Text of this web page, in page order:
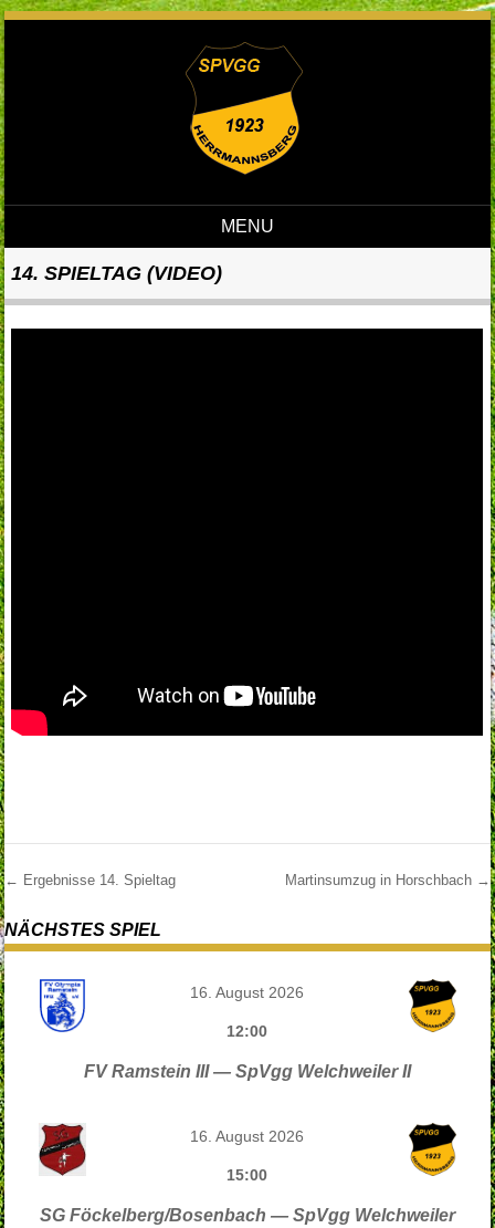
MENU
14. SPIELTAG (VIDEO)
Post navigation
← Ergebnisse 14. Spieltag Martinsumzug in Horschbach →
NÄCHSTES SPIEL
16. August 2026
12:00
FV Ramstein III — SpVgg Welchweiler II
16. August 2026
15:00
SG Föckelberg/Bosenbach — SpVgg Welchweiler